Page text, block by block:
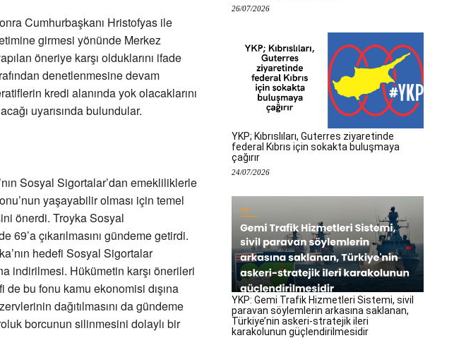
Cumhurbaşkanı Hristofyas ile
girmesi yönünde Merkez
öneriye karşı olduklarını ifade
denetlenmesine devam
kredi alanında yok olacaklarını
uyarısında bulundular.
Sosyal Sigortalar’dan emekliliklerle
yaşayabilir olması için temel
önerdi. Troyka Sosyal
69’a çıkarılmasını gündeme getirdi.
hedefi Sosyal Sigortalar
indirilmesi. Hükümetin karşı önerileri
de bu fonu kamu ekonomisi dışına
dağıtılmasını da gündeme
borcunun silinmesini dolaylı bir
26/07/2026
YKP; Kıbrıslıları, Guterres ziyaretinde
federal Kıbrıs için sokakta buluşmaya
çağırır
24/07/2026
YKP: Gemi Trafik Hizmetleri Sistemi, sivil
paravan söylemlerin arkasına saklanan,
Türkiye’nin askeri-stratejik ileri
karakolunun güçlendirilmesidir